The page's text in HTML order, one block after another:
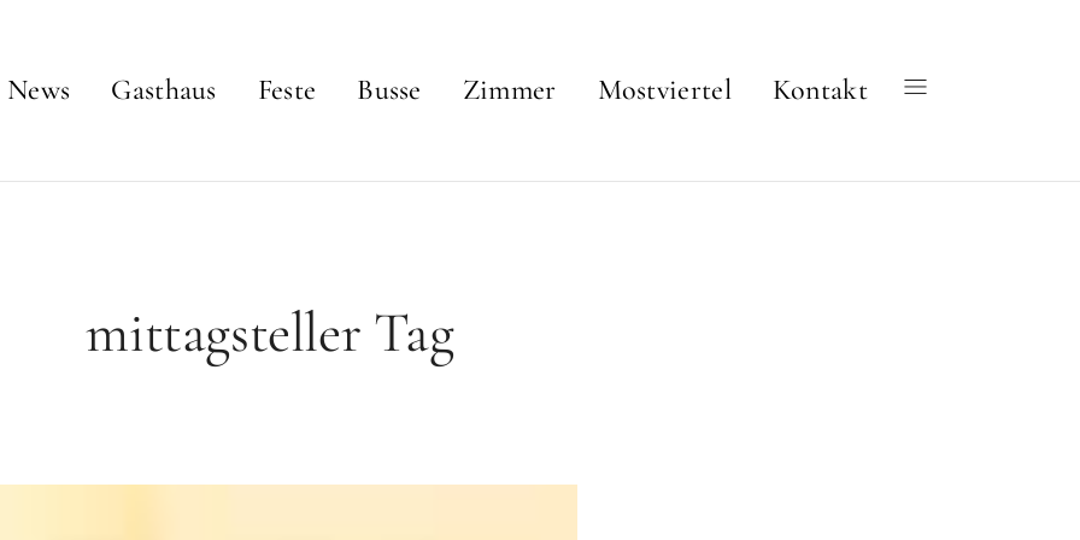
News Gasthaus Feste Busse Zimmer Mostviertel Kontakt
mittagsteller Tag